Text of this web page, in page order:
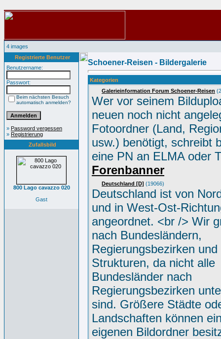
4 images
Registrierte Benutzer
Benutzername:
Passwort:
Beim nächsten Besuch
automatisch anmelden?
» Password vergessen
» Registrierung
Zufallsbild
800 Lago cavazzo 020
Gast
Schoener-Reisen - Bildergalerie
Kategorien
Galerieinformation Forum Schoener-Reisen
Wer vor seinem
neuen noch nicht
Fotoordner (Land,
usw.) benötigt, schreibt
eine PN an ELMA oder
Forenbanner
Deutschland [D] (19066)
Deutschland ist von
und in West-Ost-
angeordnet. <br /> Wir
nach Bundesländern,
Regierungsbezirken
Strukturen, da nicht alle
Bundesländer nach
Regierungsbezirken
sind. Größere Städte
Landschaften können
eigenen Bildordner